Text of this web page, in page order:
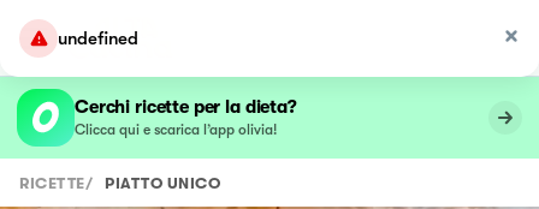
undefined
Cerchi ricette per la dieta?
Clicca qui e scarica l’app olivia!
RICETTE/ PIATTO UNICO